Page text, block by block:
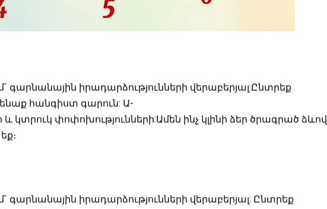
իրադարձությունների վերաբերյալ:Ընտրեք
հանգիստ գարուն: Ա-
կտրուկ փոփոխությունների:Ամեն ինչ կլինի ձեր ծրագրած ձևով
իրադարձությունների վերաբերյալ: Ընտրեք